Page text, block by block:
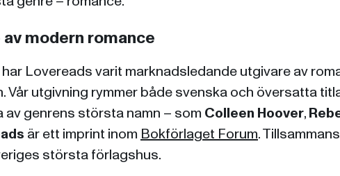
modern romance
Lovereads varit marknadsledande utgivare av
Vår utgivning rymmer både svenska och översatta
genrens största namn – som Colleen Hoover,
är ett imprint inomBokförlaget Forum.
största förlagshus.